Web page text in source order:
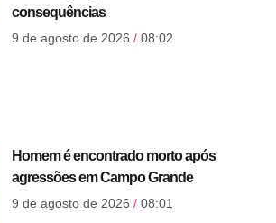
consequências
9 de agosto de 2026 08:02
Homem é encontrado morto após
agressões em Campo Grande
9 de agosto de 2026 08:01